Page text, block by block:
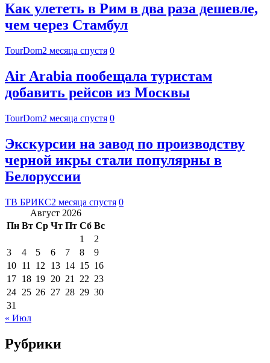
Как улететь в Рим в два раза дешевле,
чем через Стамбул
TourDom2 месяца спустя 0
Air Arabia пообещала туристам
добавить рейсов из Москвы
TourDom2 месяца спустя 0
Экскурсии на завод по производству
черной икры стали популярны в
Белоруссии
ТВ БРИКС2 месяца спустя 0
Август 2026
Пн Вт Ср Чт Пт Сб Вс
1
2
3
4 5 6 7 8
9
10 11 12 13 14 15 16
17 18 19 20 21 22 23
24 25 26 27 28 29 30
31
« Июл
Рубрики